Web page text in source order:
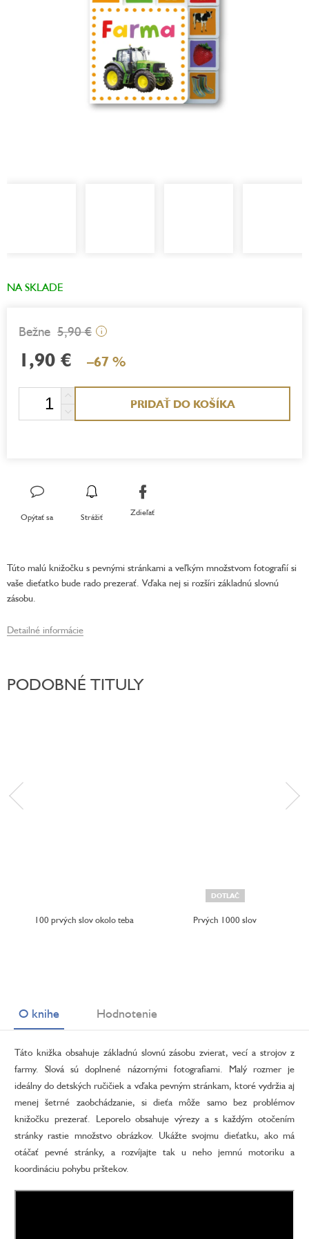
NA SKLADE
5,90 € i
1,90 € –67 %
PRIDAŤ DO KOŠÍKA
Opýtať sa Strážiť Zdieľať
Túto malú knižočku s pevnými stránkami a veľkým množstvom fotografií si
vaše dieťatko bude rado prezerať. Vďaka nej si rozšíri základnú slovnú
zásobu.
Detailné informácie
PODOBNÉ TITULY
100 prvých slov okolo teba
DOTLAČ
Prvých 1000 slov
O knihe Hodnotenie
Táto knižka obsahuje základnú slovnú zásobu zvierat, vecí a strojov z
farmy. Slová sú doplnené názornými fotografiami. Malý rozmer je
ideálny do detských ručičiek a vďaka pevným stránkam, ktoré vydržia aj
menej šetrné zaobchádzanie, si dieťa môže samo bez problémov
knižočku prezerať. Leporelo obsahuje výrezy a s každým otočením
stránky rastie množstvo obrázkov. Ukážte svojmu dieťatku, ako má
otáčať pevné stránky, a rozvíjajte tak u neho jemnú motoriku a
koordináciu pohybu prštekov.